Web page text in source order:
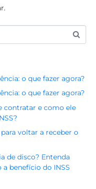
o que fazer agora?
o que fazer agora?
contratar e como ele
voltar a receber o
de disco? Entenda
benefício do INSS